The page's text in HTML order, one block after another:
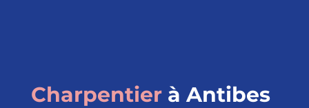
Charpentier à Antibes